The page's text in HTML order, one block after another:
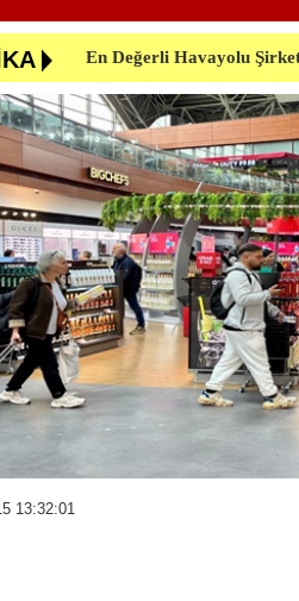
En Değerli Havayolu
Uçuşlar Aksadı,
Yunanistan’da Orman
13:32:01